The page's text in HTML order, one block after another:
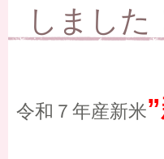
しました
令和７年産新米